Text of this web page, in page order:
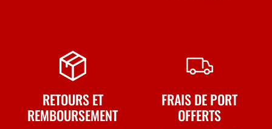
RETOURS ET
REMBOURSEMENT
FRAIS DE PORT
OFFERTS